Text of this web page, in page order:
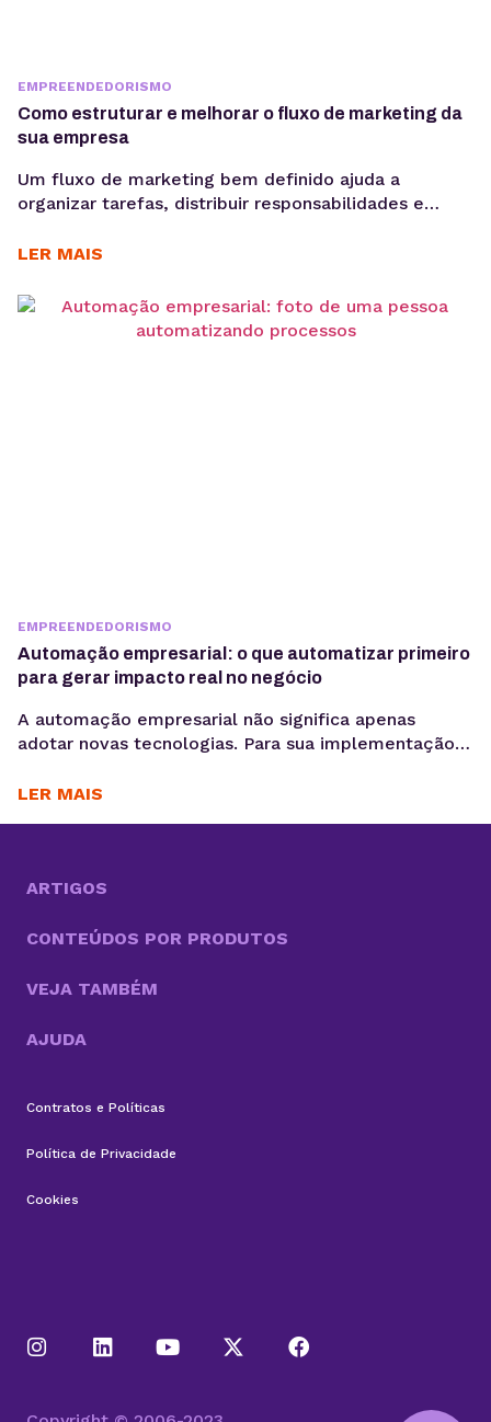
EMPREENDEDORISMO
Como estruturar e melhorar o fluxo de marketing da
sua empresa
Um fluxo de marketing bem definido ajuda a
organizar tarefas, distribuir responsabilidades e
consistente. E o uso de ferramentas como um
ao centralizar processos de planejamento,
aprovação e publicação. Para ter bons resultados
LER MAIS
EMPREENDEDORISMO
Automação empresarial: o que automatizar primeiro
para gerar impacto real no negócio
A automação empresarial não significa apenas
adotar novas tecnologias. Para sua implementação
trabalho que reduzam tarefas repetitivas. Ou
tarefas necessárias para competir no mercado, a
LER MAIS
ARTIGOS
CONTEÚDOS POR PRODUTOS
VEJA TAMBÉM
AJUDA
Contratos e Políticas
Política de Privacidade
Cookies